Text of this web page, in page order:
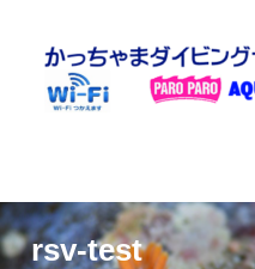
rsv-test